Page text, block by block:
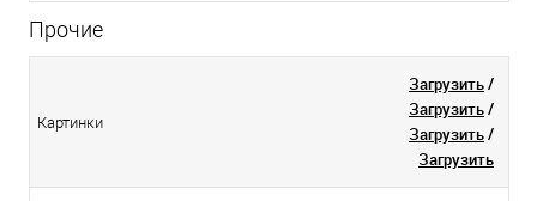
Прочие
Картинки
Загрузить/
Загрузить/
Загрузить/
Загрузить